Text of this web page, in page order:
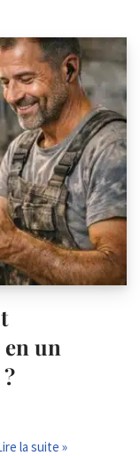
un
la suite »